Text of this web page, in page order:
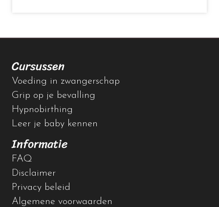
Cursussen
Voeding in zwangerschap
Grip op je bevalling
Hypnobirthing
Leer je baby kennen
Informatie
FAQ
Disclaimer
Privacy beleid
Algemene voorwaarden